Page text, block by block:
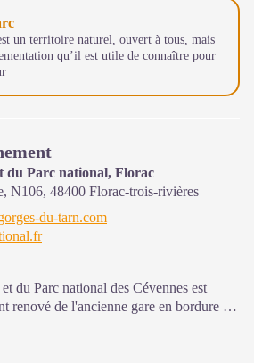
un territoire naturel, ouvert à tous, mais
qu’il est utile de connaître pour
du Parc national, Florac
N106, 48400 Florac-trois-rivières
du-tarn.com
du Parc national des Cévennes est
renové de l'ancienne gare en bordure de
, d’accueil, d'information et de